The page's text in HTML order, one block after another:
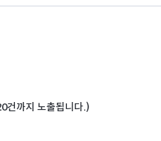
건까지 노출됩니다.)